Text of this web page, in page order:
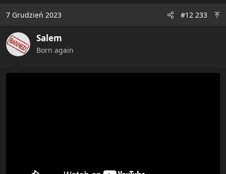
7 Grudzień 2023 #12 233
Salem
Born again